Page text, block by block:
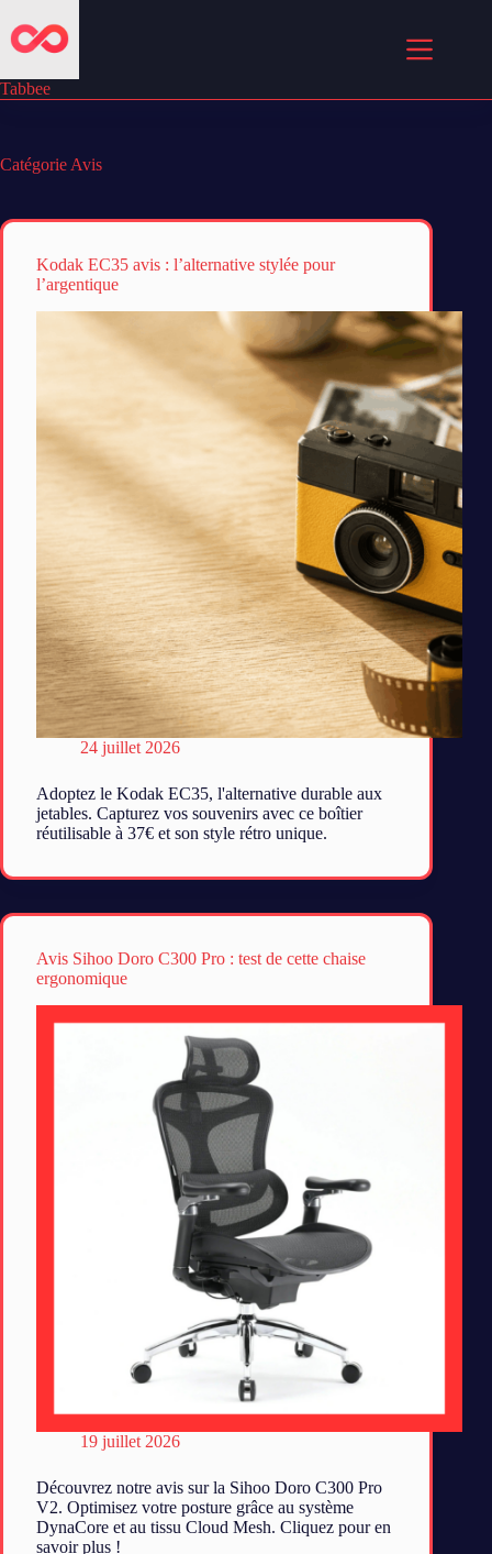
au
contenu
Tabbee
Catégorie Avis
Kodak EC35 avis : l’alternative stylée pour
l’argentique
24 juillet 2026
Adoptez le Kodak EC35, l'alternative durable aux
jetables. Capturez vos souvenirs avec ce boîtier
réutilisable à 37€ et son style rétro unique.
Avis Sihoo Doro C300 Pro : test de cette chaise
ergonomique
19 juillet 2026
Découvrez notre avis sur la Sihoo Doro C300 Pro
V2. Optimisez votre posture grâce au système
DynaCore et au tissu Cloud Mesh. Cliquez pour en
savoir plus !